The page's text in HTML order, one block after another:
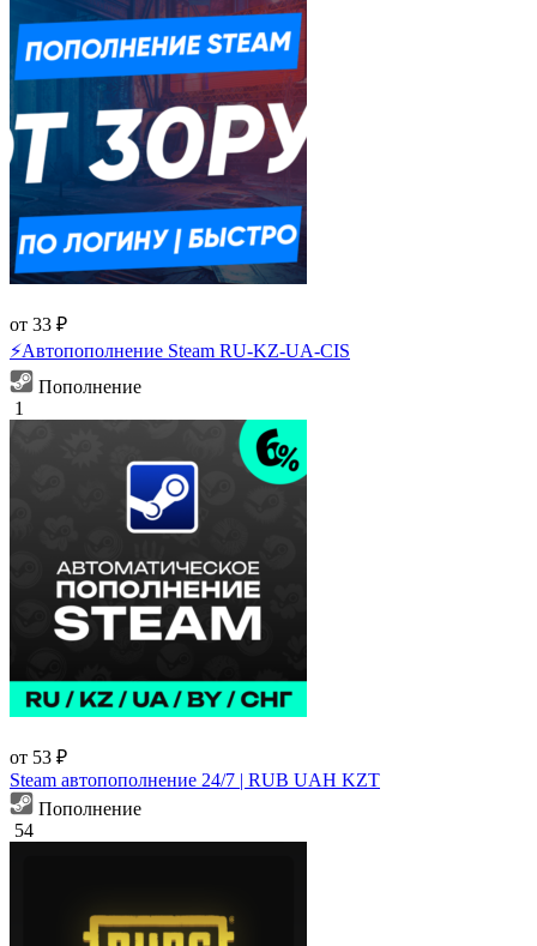
от 33 ₽
⚡️Автопополнение Steam RU-KZ-UA-CIS
Пополнение
1
от 53 ₽
Steam автопополнение 24/7 | RUB UAH KZT
Пополнение
54